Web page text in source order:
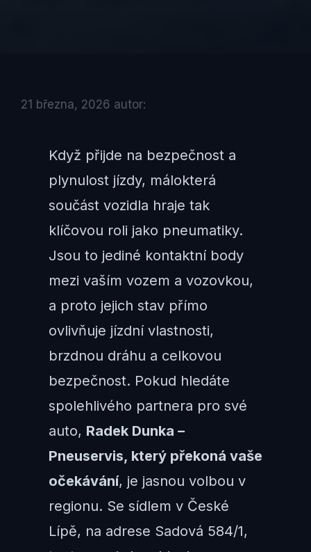
21 března, 2026 autor:
Když přijde na bezpečnost a
plynulost jízdy, málokterá
součást vozidla hraje tak
klíčovou roli jako pneumatiky.
Jsou to jediné kontaktní body
mezi vaším vozem a vozovkou,
a proto jejich stav přímo
ovlivňuje jízdní vlastnosti,
brzdnou dráhu a celkovou
bezpečnost. Pokud hledáte
spolehlivého partnera pro své
auto, Radek Dunka –
Pneuservis, který překoná vaše
očekávání, je jasnou volbou v
regionu. Se sídlem v České
Lípě, na adrese Sadová 584/1,